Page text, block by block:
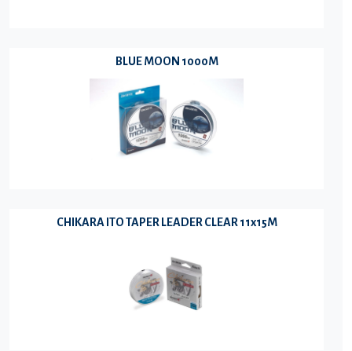
BLUE MOON 1000M
CHIKARA ITO TAPER LEADER CLEAR 11x15M